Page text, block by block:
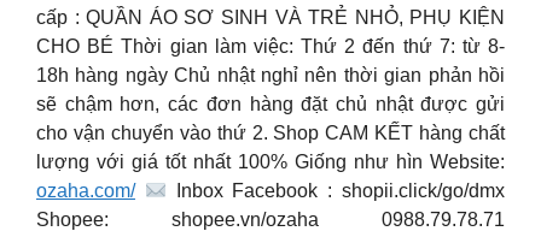
cấp : QUẦN ÁO SƠ SINH VÀ TRẺ NHỎ, PHỤ KIỆN
CHO BÉ Thời gian làm việc: Thứ 2 đến thứ 7: từ 8-
18h hàng ngày Chủ nhật nghỉ nên thời gian phản hồi
sẽ chậm hơn, các đơn hàng đặt chủ nhật được gửi
cho vận chuyển vào thứ 2. Shop CAM KẾT hàng chất
lượng với giá tốt nhất 100% Giống như hìn Website:
ozaha.com/
Inbox Facebook : shopii.click/go/dmx
Shopee: shopee.vn/ozaha 0988.79.78.71